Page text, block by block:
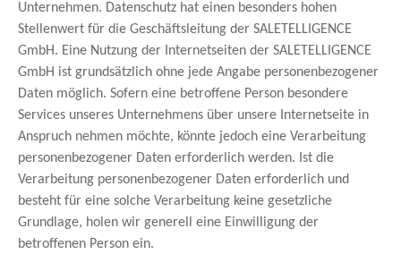
Unternehmen. Datenschutz hat einen besonders hohen
Stellenwert für die Geschäftsleitung der SALETELLIGENCE
GmbH. Eine Nutzung der Internetseiten der SALETELLIGENCE
GmbH ist grundsätzlich ohne jede Angabe personenbezogener
Daten möglich. Sofern eine betroffene Person besondere
Services unseres Unternehmens über unsere Internetseite in
Anspruch nehmen möchte, könnte jedoch eine Verarbeitung
personenbezogener Daten erforderlich werden. Ist die
Verarbeitung personenbezogener Daten erforderlich und
besteht für eine solche Verarbeitung keine gesetzliche
Grundlage, holen wir generell eine Einwilligung der
betroffenen Person ein.